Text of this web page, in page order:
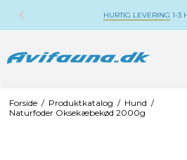
DANSK
Forside / Produktkatalog / Hund /
Naturfoder Oksekæbekød 2000g